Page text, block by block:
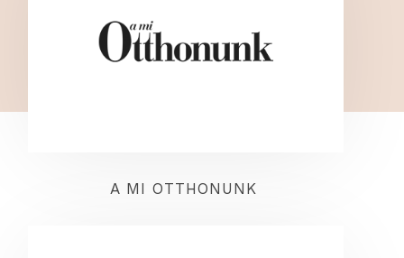
A MI OTTHONUNK